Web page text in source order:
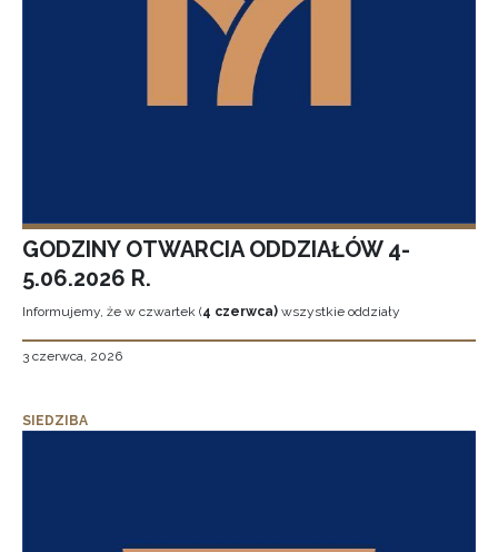
GODZINY OTWARCIA ODDZIAŁÓW 4-
5.06.2026 R.
Informujemy, że w czwartek (4 czerwca) wszystkie oddziały
3 czerwca, 2026
SIEDZIBA